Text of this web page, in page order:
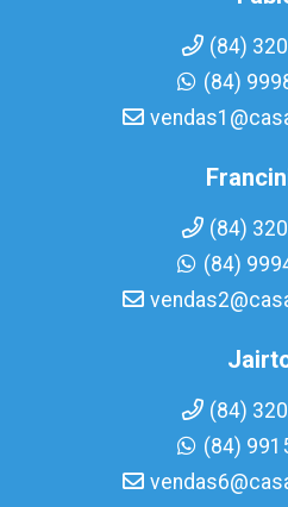
(84)
(84)
(84)
(84)
(84)
(84)